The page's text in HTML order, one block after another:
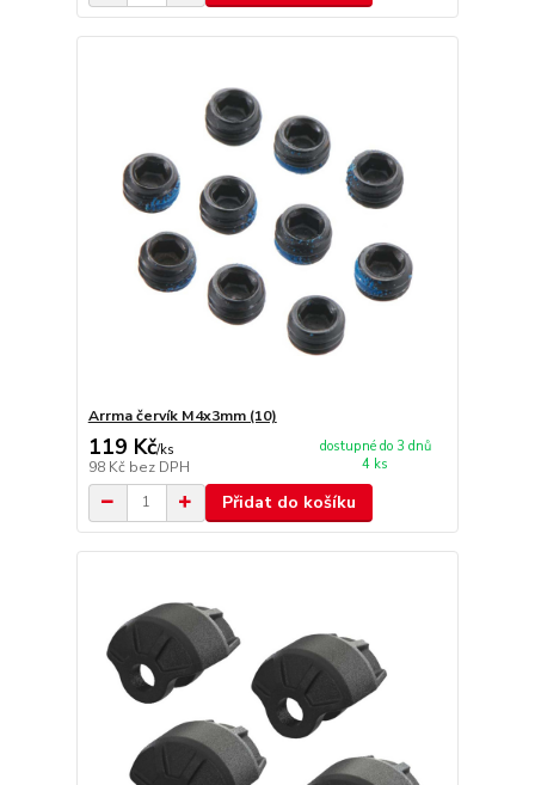
Arrma červík M4x3mm (10)
119 Kč/ks
98 Kč bez DPH
dostupné do 3 dnů
4 ks
Přidat do košíku